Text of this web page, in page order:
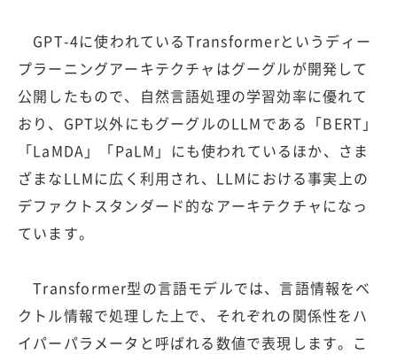
GPT-4に使われているTransformerというディー
プラーニングアーキテクチャはグーグルが開発して
公開したもので、自然言語処理の学習効率に優れて
おり、GPT以外にもグーグルのLLMである「BERT」
「LaMDA」「PaLM」にも使われているほか、さま
ざまなLLMに広く利用され、LLMにおける事実上の
デファクトスタンダード的なアーキテクチャになっ
ています。
Transformer型の言語モデルでは、言語情報をベ
クトル情報で処理した上で、それぞれの関係性をハ
イパーパラメータと呼ばれる数値で表現します。こ